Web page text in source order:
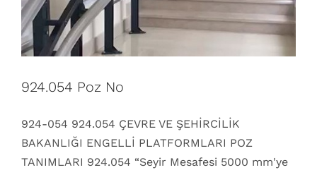
924.054 Poz No
924-054 924.054 ÇEVRE VE ŞEHİRCİLİK
BAKANLIĞI ENGELLİ PLATFORMLARI POZ
TANIMLARI 924.054 “Seyir Mesafesi 5000 mm'ye